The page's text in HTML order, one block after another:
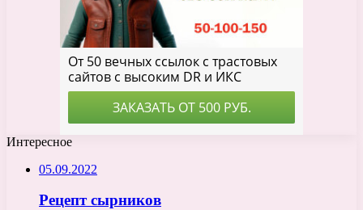
Интересное
05.09.2022
Рецепт сырников